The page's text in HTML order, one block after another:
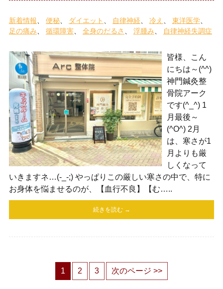
新着情報 便秘 ダイエット 自律神経 冷え
東洋医学
足の痛み
循環障害 全身のだるさ 浮腫み 自律神経失調症
皆様、こん
にちは～(^^)
神門鍼灸整
骨院アーク
です(^_^) 1
月最後～
(^O^) 2月
は、寒さが1
月よりも厳
しくなって
いきますネ…(-_-;) やっぱりこの厳しい寒さの中で、特に
お身体を悩ませるのが、【血行不良】【む…..
続きを読む →
1 2 3 次のページ >>